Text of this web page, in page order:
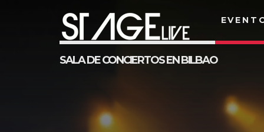
SALA DE CONCIERTOS EN BILBAO